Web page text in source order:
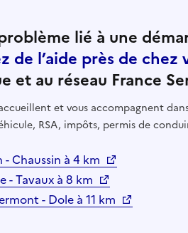
lié à une
de l’aide près de chez
et au réseau France
et vous accompagnent
RSA, impôts, permis de
- Chaussin à 4 km
- Tavaux à 8 km
- Dole à 11 km